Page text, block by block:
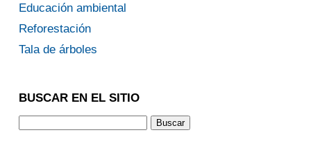
Educación ambiental
Reforestación
Tala de árboles
BUSCAR EN EL SITIO